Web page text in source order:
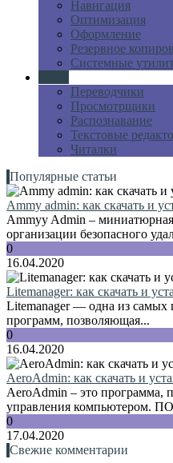
Навигация
Оптимизация
Оформление
Резервное
Системные
Переводчики
Просмотрщики
Распознавание
Текстовые
Читалки
Популярные статьи
Ammy admin: как скачать и
Ammyy Admin –
организации безопасного
0
16.04.2020
Litemanager: как скачать и
Litemanager — одна из самых
программ, позволяющая...
0
16.04.2020
AeroAdmin: как скачать и
AeroAdmin – это программа,
управления компьютером.
0
17.04.2020
Свежие комментарии